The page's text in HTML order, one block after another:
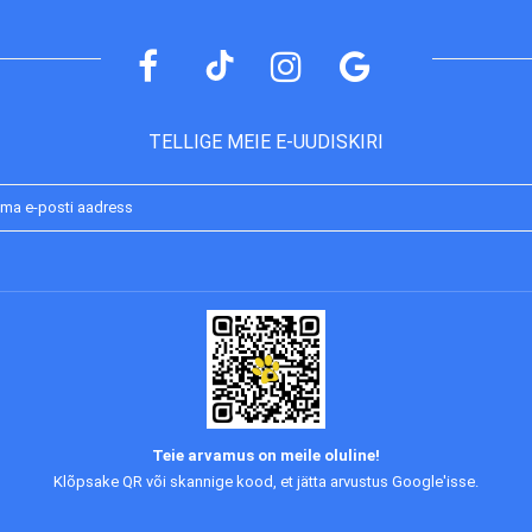
TELLIGE MEIE E-UUDISKIRI
Teie arvamus on meile oluline!
Klõpsake QR või skannige kood, et jätta arvustus Google'isse.